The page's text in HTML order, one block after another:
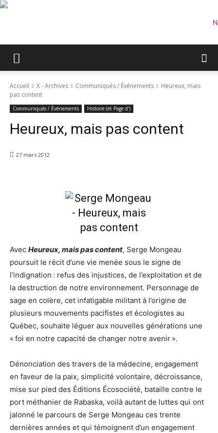
Accueil X - Archives Communiqués / Événements
Heureux, mais
pas content
Communiqués / Événements Histoire (et Page d')
Heureux, mais pas content
27 mars 2012
Avec Heureux, mais pas content, Serge Mongeau
poursuit le récit d’une vie menée sous le signe de
l’indignation : refus des injustices, de l’exploitation et de
la destruction de notre environnement. Personnage de
sage en colère, cet infatigable militant à l’origine de
plusieurs mouvements pacifistes et écologistes au
Québec, souhaite léguer aux nouvelles générations une
« foi en notre capacité de changer notre avenir ».
Dénonciation des travers de la médecine, engagement
en faveur de la paix, simplicité volontaire, décroissance,
mise sur pied des Éditions Écosociété, bataille contre le
port méthanier de Rabaska, voilà autant de luttes qui ont
jalonné le parcours de Serge Mongeau ces trente
dernières années et qui témoignent d’un engagement